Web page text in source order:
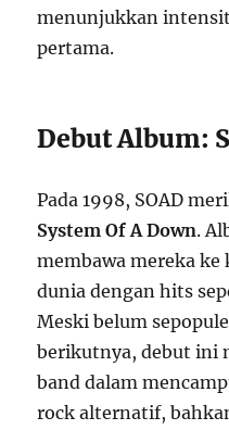
menunjukkan
pertama.
Debut Album:
Pada 1998, SOAD
System Of A Down.
membawa mereka
dunia dengan hits
Meski belum
berikutnya, debut ini
band dalam
rock alternatif,